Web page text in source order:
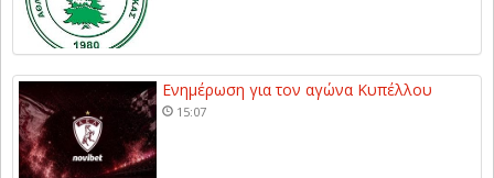
Ενημέρωση για τον αγώνα Κυπέλλου
15:07